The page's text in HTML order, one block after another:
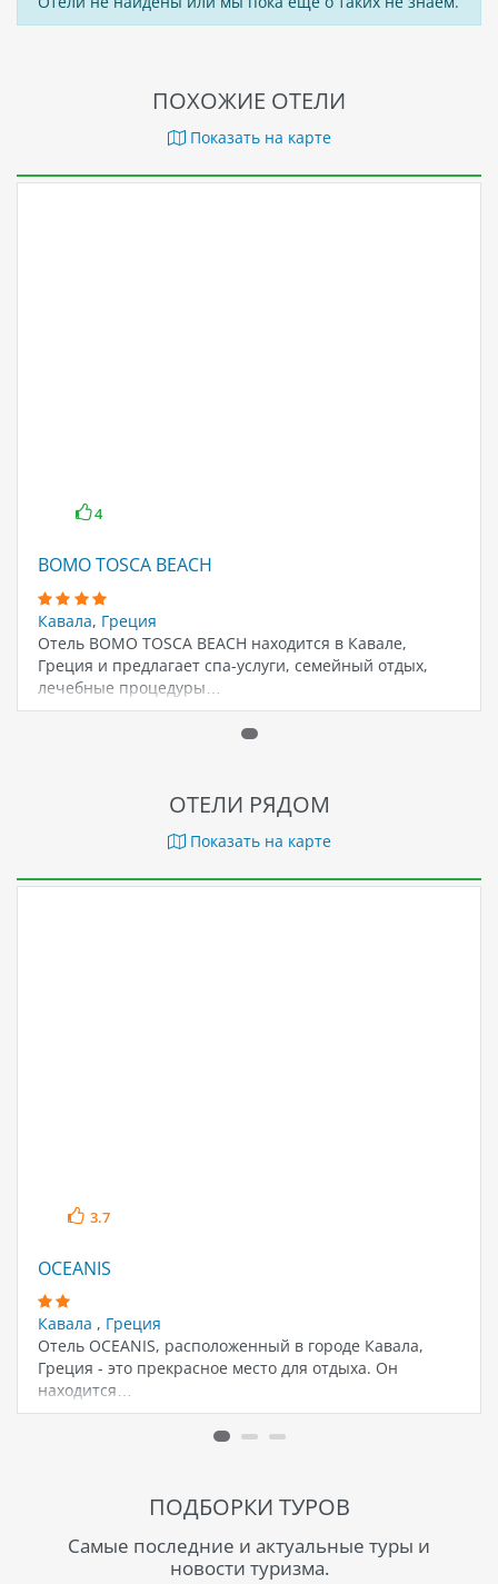
ПОХОЖИЕ ОТЕЛИ
Показать на карте
4
BOMO TOSCA BEACH
Кавала, Греция
Отель BOMO TOSCA BEACH находится в Кавале,
Греция и предлагает спа-услуги, семейный отдых,
лечебные процедуры…
ОТЕЛИ РЯДОМ
Показать на карте
3.7
OCEANIS
Кавала , Греция
Отель OCEANIS, расположенный в городе Кавала,
Греция - это прекрасное место для отдыха. Он
находится…
ПОДБОРКИ ТУРОВ
Самые последние и актуальные туры и
новости туризма.